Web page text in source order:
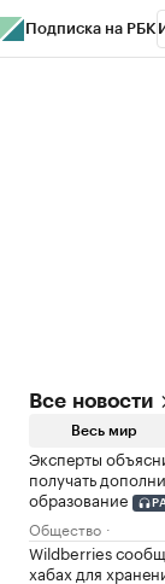
Подписка на РБК
Все новости
Весь мир
Эксперты
получать
образование
Общество
Wildberries
хабах для